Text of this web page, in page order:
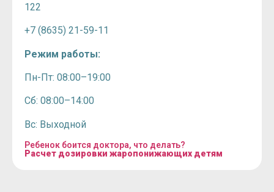
122
+7 (8635) 21-59-11
Режим работы:
Пн-Пт: 08:00–19:00
Сб: 08:00–14:00
Вс: Выходной
Ребенок боится доктора, что делать?
Расчет дозировки жаропонижающих детям